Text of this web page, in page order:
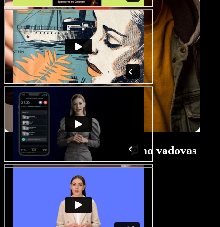
Paslaptingų filmų kūrimo vadovas